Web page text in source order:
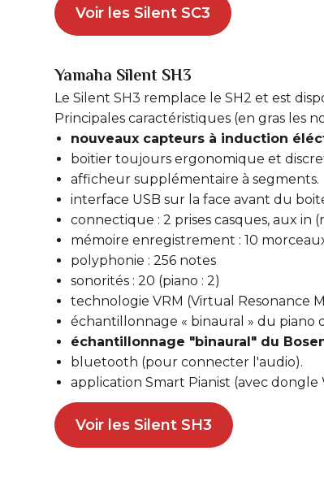
Voir les Silent SC3
Yamaha Silent SH3
Le Silent SH3 remplace le SH2 et est
Principales caractéristiques (en gras les
nouveaux capteurs à induction
boitier toujours ergonomique et
afficheur supplémentaire à segments.
interface USB sur la face avant du
connectique : 2 prises casques, aux in
mémoire enregistrement : 10
polyphonie : 256 notes
sonorités : 20 (piano : 2)
technologie VRM (Virtual Resonance
échantillonnage « binaural » du piano
échantillonnage "binaural" du
bluetooth (pour connecter l'audio).
application Smart Pianist (avec dongle
Voir les Silent SH3